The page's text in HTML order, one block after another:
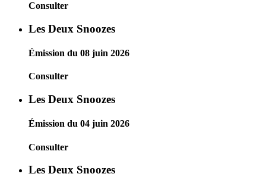
Consulter
Les Deux Snoozes
Émission du 08 juin 2026
Consulter
Les Deux Snoozes
Émission du 04 juin 2026
Consulter
Les Deux Snoozes